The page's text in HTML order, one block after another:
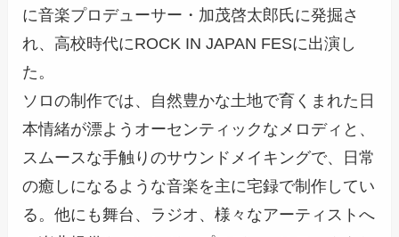
に音楽プロデューサー・加茂啓太郎氏に発掘さ
れ、高校時代にROCK IN JAPAN FESに出演し
た。
ソロの制作では、自然豊かな土地で育くまれた日
本情緒が漂ようオーセンティックなメロディと、
スムースな手触りのサウンドメイキングで、日常
の癒しになるような音楽を主に宅録で制作してい
る。他にも舞台、ラジオ、様々なアーティストへ